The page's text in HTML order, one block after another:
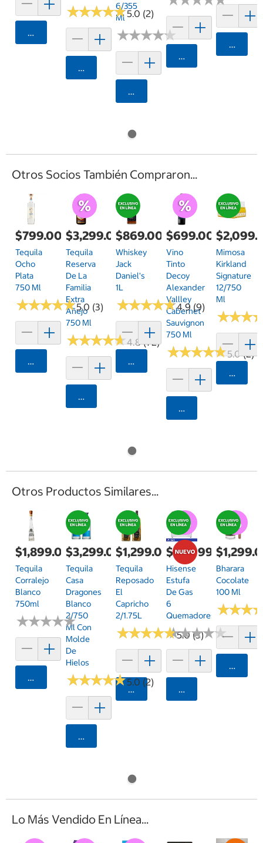
Agregar
★★★★★
★★★★★5.0 (2)
Agregar
6/355
Ml
★★★★★
★★★★★
Agregar
Agregar
Otros Socios También Compraron...
$799.00
Tequila
Ocho
Plata
750 Ml
★★★★★
★★★★★5.0 (3)
Agregar
$3,299.00
Tequila
Reserva
De La
Familia
Extra
Añejo
750 Ml
★★★★★
★★★★★4.8 (72)
Agregar
$869.00
Whiskey
Jack
Daniel's
1L
★★★★★
★★★★★4.9 (9)
Agregar
$699.00
Vino
Tinto
Decoy
Alexander
Vallley
Cabernet
Sauvignon
750 Ml
★★★★★
★★★★★5.0 (2)
Agregar
Mimosa
Kirkland
Signature
12/750
Ml
★★★
★★★
Otros Productos Similares...
$1,899.00
Tequila
Corralejo
Blanco
750ml
★★★★★
★★★★★
Agregar
$3,299.00
Tequila
Casa
Dragones
Blanco
2/750
Ml Con
Molde
De
Hielos
★★★★★
★★★★★5.0 (2)
Agregar
$1,299.00
Tequila
Reposado
El
Capricho
2/1.75L
★★★★★
★★★★★5.0 (3)
Agregar
$24,999.00
Hisense
Estufa
De Gas
6
Quemadores
★★★★★
★★★★★
Agregar
Bharara
Cocolate
100 Ml
★★★
★★★
Lo Más Vendido En Línea...